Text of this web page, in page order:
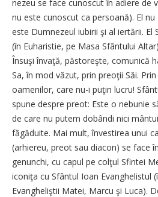
nezeu se face cunoscut în adie­re de
nu este cunoscut ca persoană). El
es­te Dumnezeul iubirii şi al ier­tă­rii. El
(în Euharistie, pe Masa Sfân­tului
Însuşi învaţă, păs­to­reş­te, comunică
Sa, în mod văzut, prin preoţii Săi.
oamenilor, care nu-i pu­ţin lucru!
spune despre preot: Es­te o nebunie
de care nu putem do­bân­di nici
făgăduite. Mai mult, în­­vestirea unui
(arhiereu, preot sau di­acon) se face
genunchi, cu capul pe colţul Sfin­tei
iconiţa cu Sfântul Ioan E­van­­­ghelistul
Evangheliştii Ma­tei, Mar­cu şi Luca).